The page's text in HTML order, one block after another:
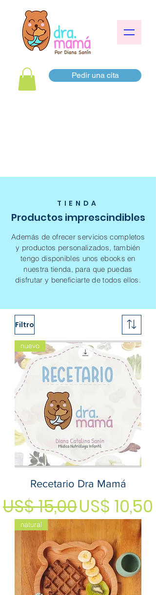
Pedir una cita
TIENDA
Productos imprescindibles
Además de ofrecer servicios completos
y productos personalizados, también
tengo disponibles unos ebooks en
nuestra tienda, para que puedas
disfrutar y beneficiarte de todos ellos.
Filtro
nuevo
Recetario Dra Mamá
Precio
US$ 15,00Precio
US$ 10,50
natural